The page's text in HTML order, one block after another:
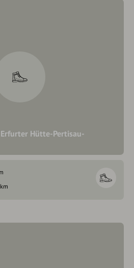
Hütte-Pertisau-